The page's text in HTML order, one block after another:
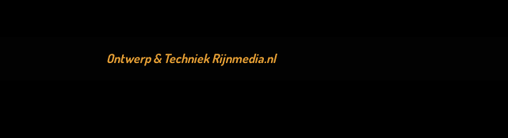
Ontwerp & TechniekRijnmedia.nl